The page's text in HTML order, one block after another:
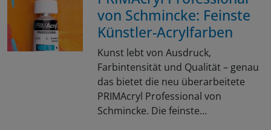
von Schmincke: Feinste
Künstler-Acrylfarben
Kunst lebt von Ausdruck,
Farbintensität und Qualität – genau
das bietet die neu überarbeitete
PRIMAcryl Professional von
Schmincke. Die feinste…